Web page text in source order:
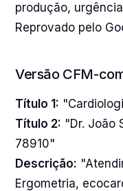
produção,
Reprovado pelo
Versão CFM-
Título 1:
Título 2: "Dr. João
78910"
Descrição:
Ergometria,